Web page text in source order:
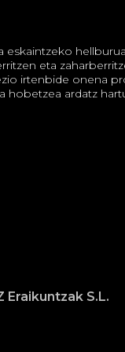
eskaintzeko
eta
irtenbide onena
hobetzea ardatz
Eraikuntzak S.L.